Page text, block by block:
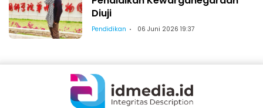
Diuji
Pendidikan 06 Juni 2026 19:37